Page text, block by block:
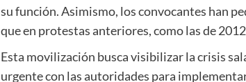
su función. Asimismo, los convocantes han
que en protestas anteriores, como las de
Esta movilización busca visibilizar la crisis
urgente con las autoridades para